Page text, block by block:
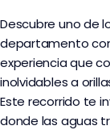
Descubre uno de
departamento
experiencia que
inolvidables a
Este recorrido te
donde las aguas